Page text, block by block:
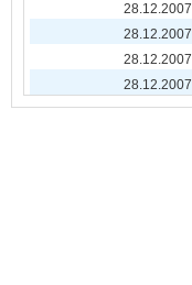
28.12.2007
28.12.2007
28.12.2007
28.12.2007